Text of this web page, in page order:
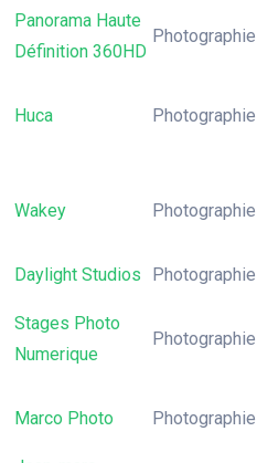
Panorama Haute
Définition 360HD
Photographie
Huca Photographie
Wakey Photographie
Daylight Studios
Photographie
Stages Photo
Numerique
Photographie
Marco Photo Photographie